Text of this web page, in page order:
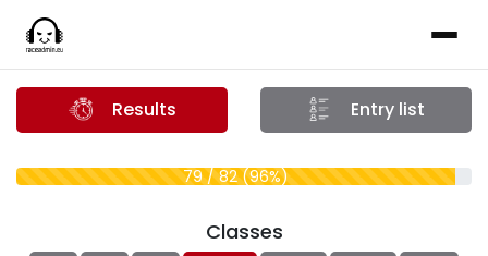
Results Entry list
79 / 82 (96%)
Classes